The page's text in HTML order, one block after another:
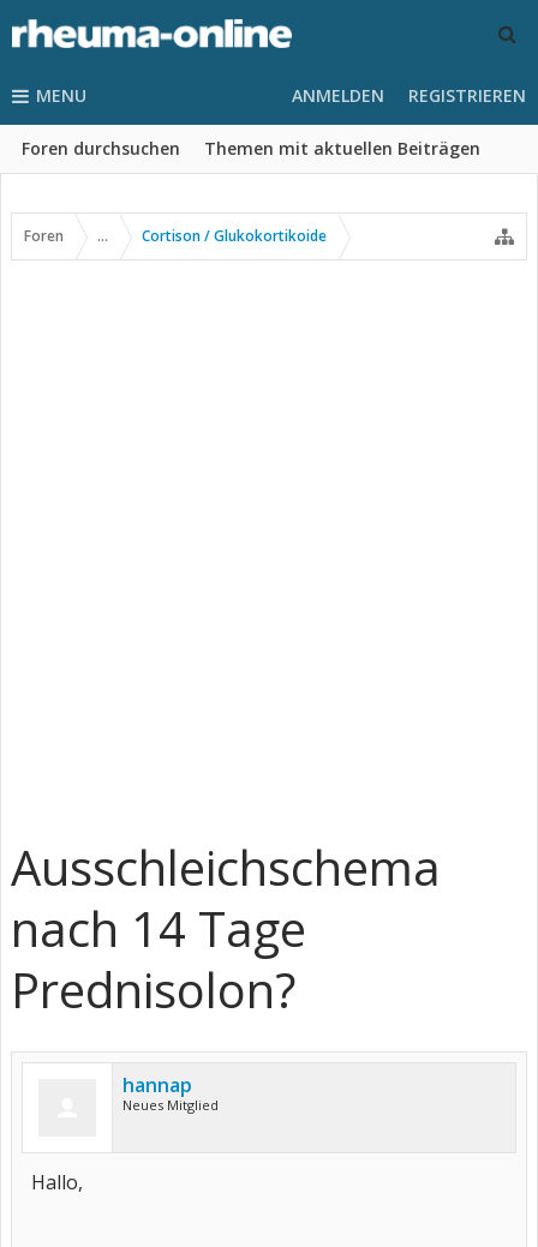
MENU
Foren durchsuchen Themen mit aktuellen Beiträgen
ANMELDEN REGISTRIEREN
Foren ... Cortison / Glukokortikoide
Ausschleichschema
nach 14 Tage
Prednisolon?
hannap
Neues Mitglied
Hallo,